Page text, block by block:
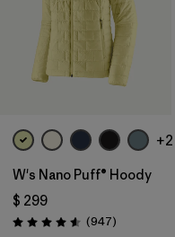
+2
W's Nano Puff® Hoody
$ 299
Valoración: 4.6 / 5
(947Comentarios
)